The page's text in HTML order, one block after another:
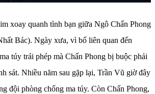
xoay quanh tình bạn giữa Ngô Chấn Phong
Bác). Ngày xưa, vì bố liên quan đến
túy trái phép mà Chấn Phong bị buộc phải
sát. Nhiều năm sau gặp lại, Trần Vũ giờ đây
đội phòng chống ma túy. Còn Chấn Phong,